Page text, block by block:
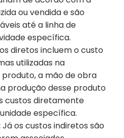
ou vendida e são
até a linha de
específica.
diretos incluem o custo
utilizadas na
a mão de obra
produção desse produto
custos diretamente
específica.
Já os custos indiretos são